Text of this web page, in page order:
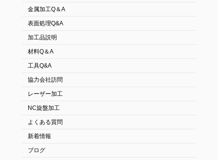
金属加工Q＆A
表面処理Q&A
加工品説明
材料Q＆A
工具Q&A
協力会社訪問
レーザー加工
NC旋盤加工
よくある質問
新着情報
ブログ